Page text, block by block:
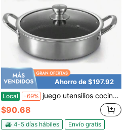
Ahorro de $197.92
Local -69% juego utensilios cocina h bridos acero inoxidable toutrop sart n 6 cuartos con tapa sart n antiadherente 10 pulgadas compatible con inducci n apto para lavavajillas y horno
$90.68
4-5 días hábiles Envío gratis